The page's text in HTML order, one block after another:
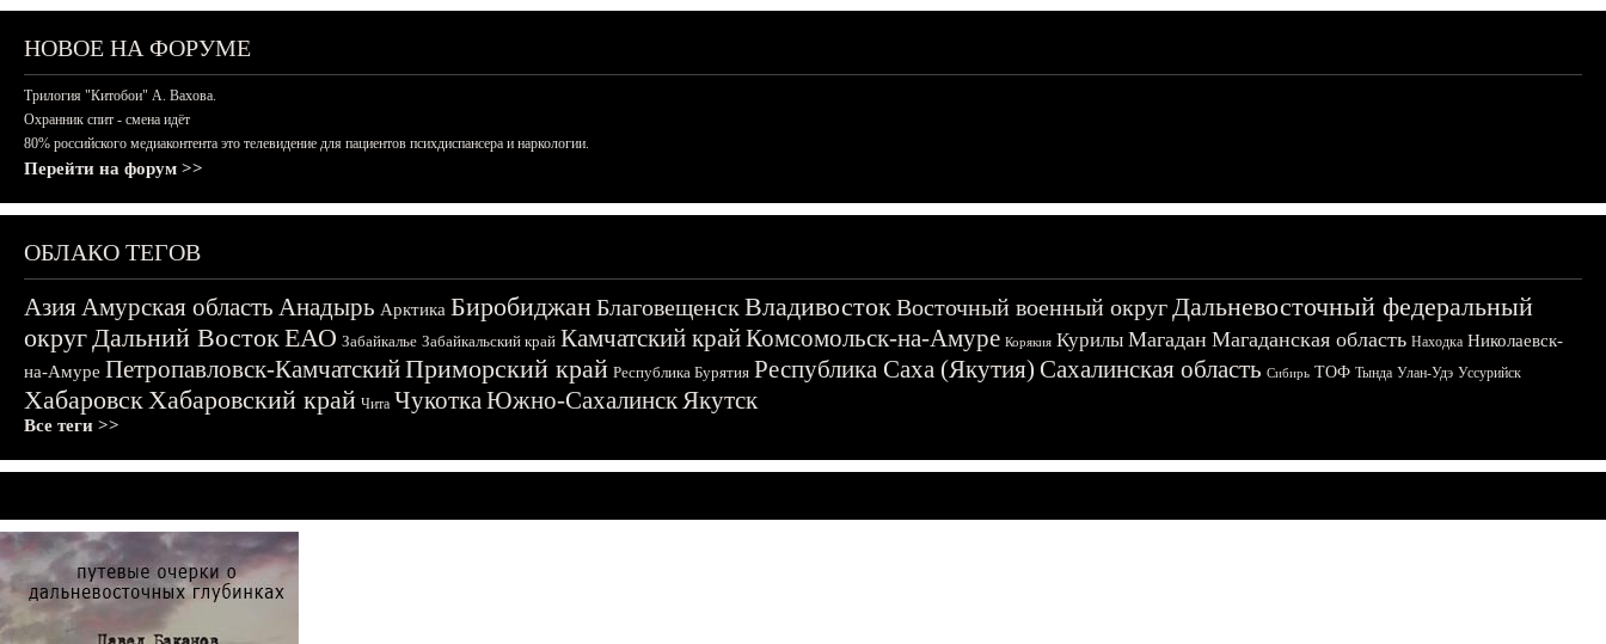
НОВОЕ НА ФОРУМЕ
Трилогия "Китобои" А. Вахова.
Охранник спит - смена идёт
80% российского медиаконтента это телевидение для пациентов психдиспансера и наркологии.
Перейти на форум >>
ОБЛАКО ТЕГОВ
АзияАмурская область Анадырь Арктика БиробиджанБлаговещенскВладивостокВосточный военный округДальневосточный федеральный
округДальний ВостокЕАО Забайкалье Забайкальский край Камчатский крайКомсомольск-на-Амуре Корякия Курилы Магадан Магаданская область Находка Николаевск-
на-Амуре Петропавловск-КамчатскийПриморский край Республика Бурятия Республика Саха (Якутия) Сахалинская область Сибирь ТОФ Тында Улан-Удэ Уссурийск
ХабаровскХабаровский край Чита ЧукоткаЮжно-СахалинскЯкутск
Все теги >>